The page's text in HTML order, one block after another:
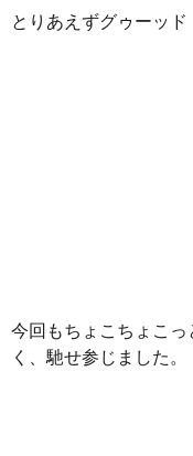
とりあえずグゥーッド
今回もちょこちょこ
く、馳せ参じました。